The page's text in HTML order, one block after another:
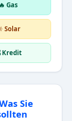
🔥 Gas
Solar
Kredit
Sie